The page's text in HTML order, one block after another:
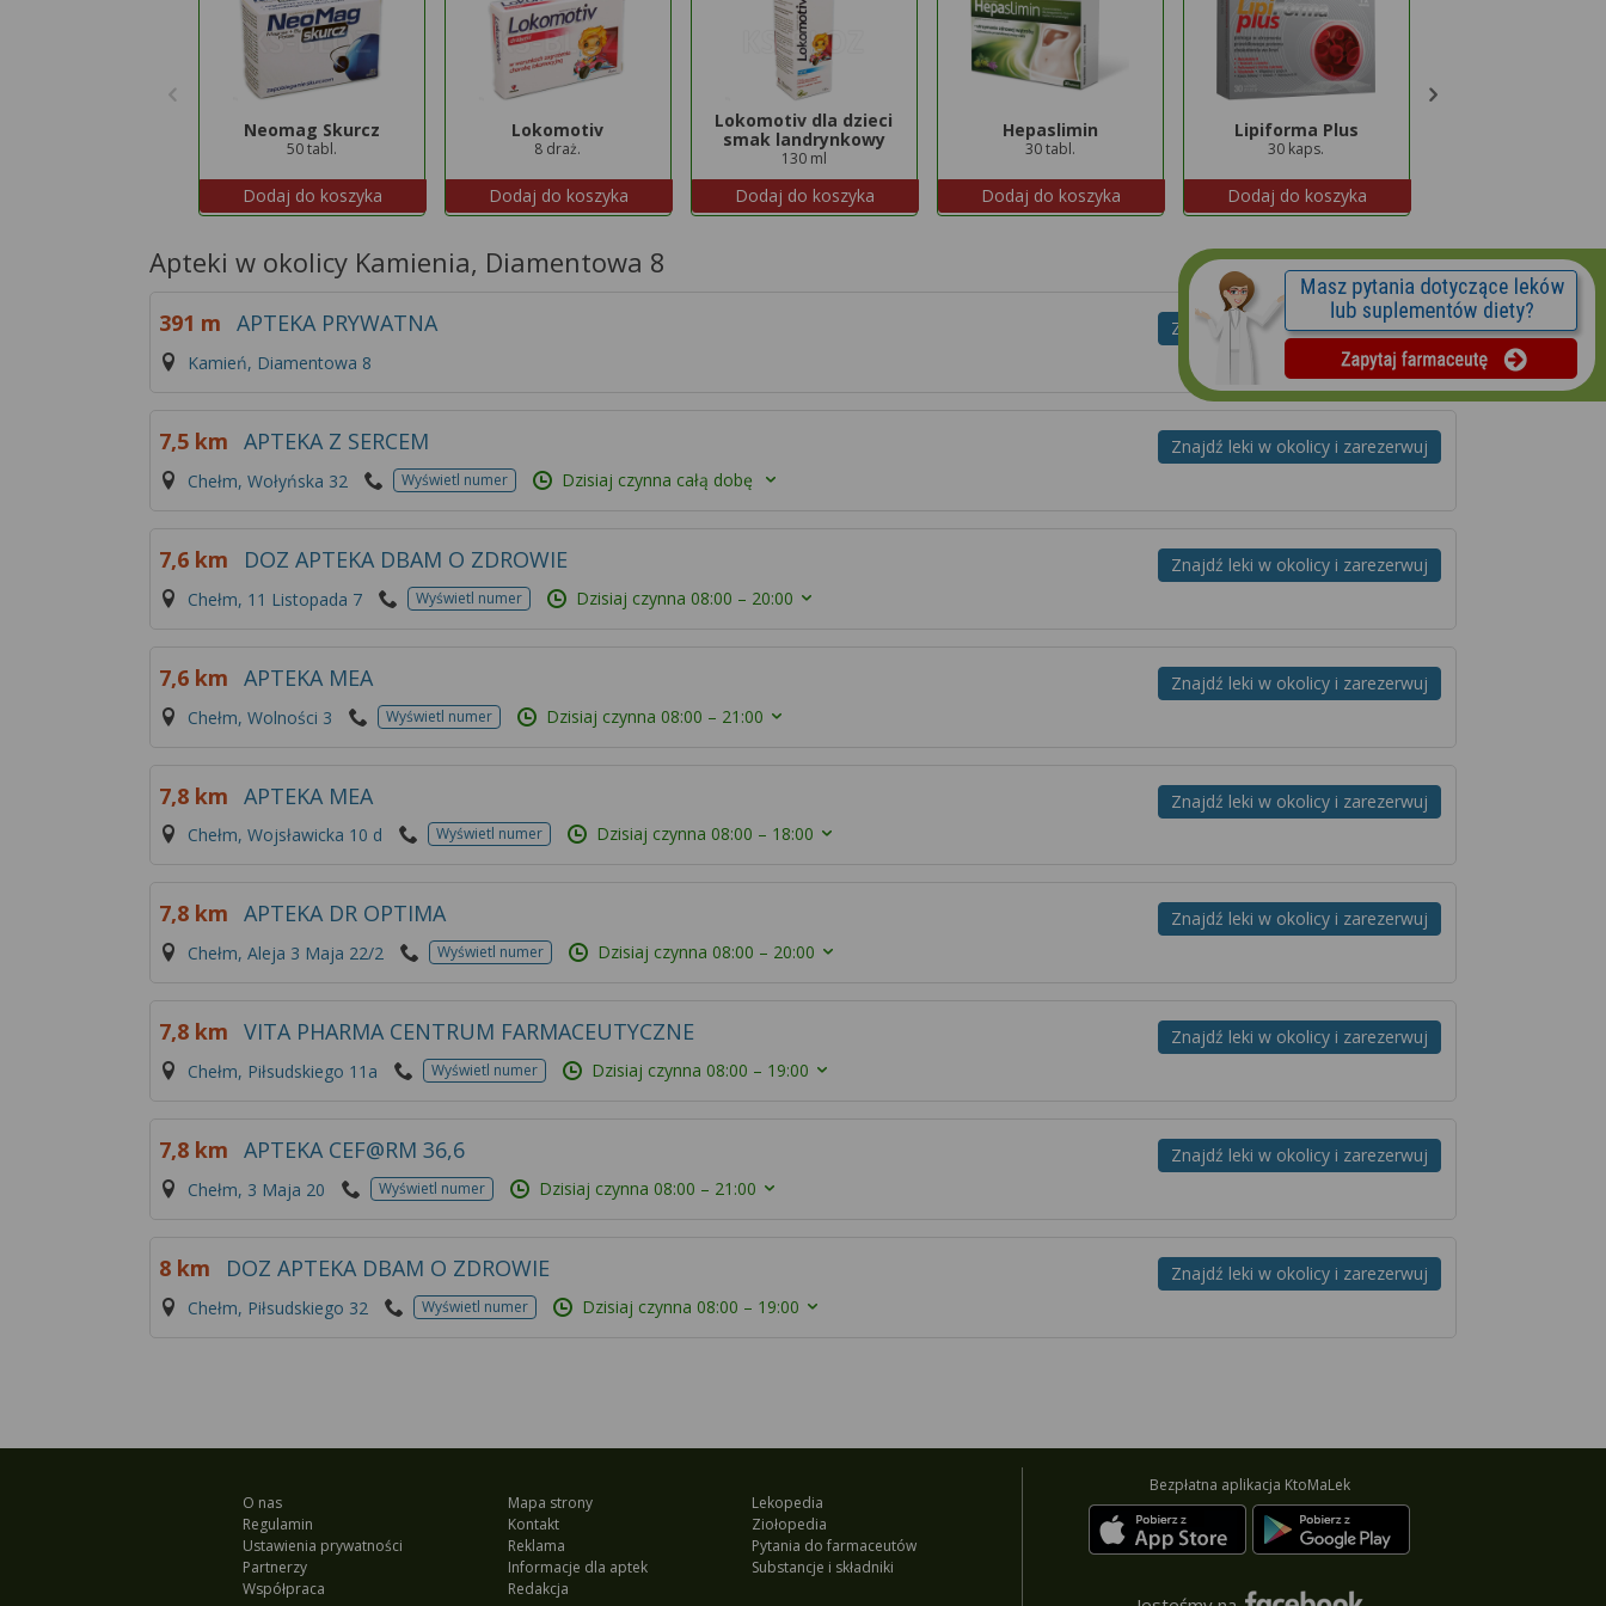
Neomag Skurcz
50 tabl.
Dodaj do koszyka
Lokomotiv
8 draż.
Dodaj do koszyka
Lokomotiv dla dzieci
smak landrynkowy
130 ml
Dodaj do koszyka
Hepaslimin
30 tabl.
Dodaj do koszyka
Lipiforma Plus
30 kaps.
Dodaj do koszyka
Apteki w okolicy Kamienia, Diamentowa 8
Znajdź leki w okolicy i zarezerwuj
391 m APTEKA PRYWATNA
Kamień, Diamentowa 8
Znajdź leki w okolicy i zarezerwuj
7,5 km APTEKA Z SERCEM
Chełm, Wołyńska 32 Wyświetl numer Dzisiaj czynna całą dobę
Znajdź leki w okolicy i zarezerwuj
7,6 km DOZ APTEKA DBAM O ZDROWIE
Chełm, 11 Listopada 7 Wyświetl numer Dzisiaj czynna 08:00 – 20:00
Znajdź leki w okolicy i zarezerwuj
7,6 km APTEKA MEA
Chełm, Wolności 3 Wyświetl numer Dzisiaj czynna 08:00 – 21:00
Znajdź leki w okolicy i zarezerwuj
7,8 km APTEKA MEA
Chełm, Wojsławicka 10 d Wyświetl numer Dzisiaj czynna 08:00 – 18:00
Znajdź leki w okolicy i zarezerwuj
7,8 km APTEKA DR OPTIMA
Chełm, Aleja 3 Maja 22/2 Wyświetl numer Dzisiaj czynna 08:00 – 20:00
Znajdź leki w okolicy i zarezerwuj
7,8 km VITA PHARMA CENTRUM FARMACEUTYCZNE
Chełm, Piłsudskiego 11a Wyświetl numer Dzisiaj czynna 08:00 – 19:00
Znajdź leki w okolicy i zarezerwuj
7,8 km APTEKA CEF@RM 36,6
Chełm, 3 Maja 20 Wyświetl numer Dzisiaj czynna 08:00 – 21:00
Znajdź leki w okolicy i zarezerwuj
8 km DOZ APTEKA DBAM O ZDROWIE
Chełm, Piłsudskiego 32 Wyświetl numer Dzisiaj czynna 08:00 – 19:00
O nas
Regulamin
Ustawienia prywatności
Partnerzy
Współpraca
Mapa strony
Kontakt
Reklama
Informacje dla aptek
Redakcja
Lekopedia
Ziołopedia
Pytania do farmaceutów
Substancje i składniki
Bezpłatna aplikacja KtoMaLek